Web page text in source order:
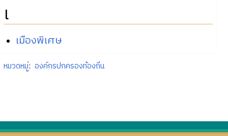
เ
เมืองพิเศษ
หมวดหมู่: องค์กรปกครองท้องถิ่น